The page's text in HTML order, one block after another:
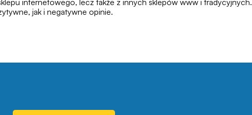
jak i negatywne opinie.